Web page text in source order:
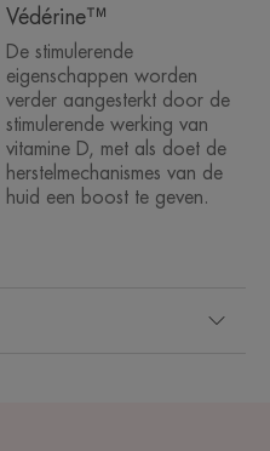
Védérine™
De stimulerende
eigenschappen worden
verder aangesterkt door de
stimulerende werking van
vitamine D, met als doet de
herstelmechanismes van de
huid een boost te geven.